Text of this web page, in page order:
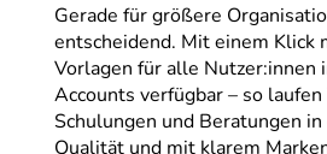
Gerade für größere
entscheidend. Mit einem Klick
Vorlagen für alle Nutzer:innen
Accounts verfügbar – so
Schulungen und Beratungen
Qualität und mit klarem